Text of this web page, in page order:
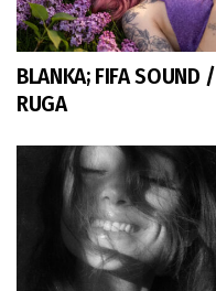
BLANKA; FIFA SOUND /
RUGA